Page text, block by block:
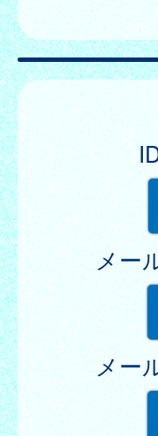
メー
メー